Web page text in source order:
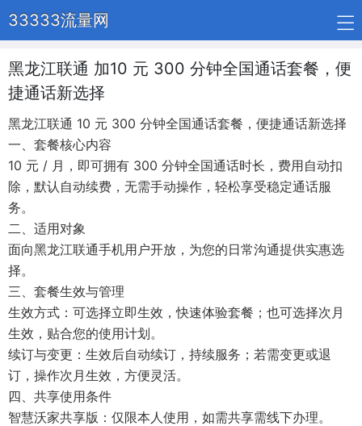
33333流量网
黑龙江联通 加10 元 300 分钟全国通话套餐，便
捷通话新选择
黑龙江联通 10 元 300 分钟全国通话套餐，便捷通话新选择
一、套餐核心内容
10 元 / 月，即可拥有 300 分钟全国通话时长，费用自动扣
除，默认自动续费，无需手动操作，轻松享受稳定通话服
务。
二、适用对象
面向黑龙江联通手机用户开放，为您的日常沟通提供实惠选
择。
三、套餐生效与管理
生效方式：可选择立即生效，快速体验套餐；也可选择次月
生效，贴合您的使用计划。
续订与变更：生效后自动续订，持续服务；若需变更或退
订，操作次月生效，方便灵活。
四、共享使用条件
智慧沃家共享版：仅限本人使用，如需共享需线下办理。